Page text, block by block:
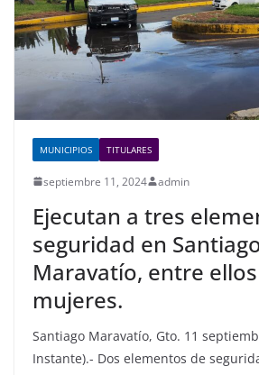
k
MUNICIPIOS TITULARES
septiembre 11, 2024 admin
Ejecutan a tres
seguridad en
Maravatío, entre
mujeres.
Santiago Maravatío, Gto. 11
Instante).- Dos elementos de